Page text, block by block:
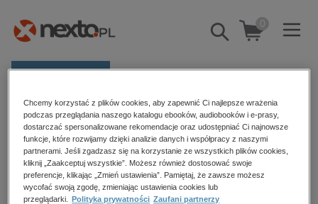
Pokaż/schowaj
wyszukiwarkę
0
Kategorie
Zobacz wszystkie E-prasa
budownictwo, aranżacja wnętrz
biznesowe, branżowe, gospodarka
Strona główna Katarzyna Gałązka
Katarzyna Gałązka
Chcemy korzystać z plików cookies, aby zapewnić Ci najlepsze wrażenia
podczas przeglądania naszego katalogu ebooków, audiobooków i e-prasy,
dostarczać spersonalizowane rekomendacje oraz udostępniać Ci najnowsze
funkcje, które rozwijamy dzięki analizie danych i współpracy z naszymi
partnerami. Jeśli zgadzasz się na korzystanie ze wszystkich plików cookies,
kliknij „Zaakceptuj wszystkie”. Możesz również dostosować swoje
preferencje, klikając „Zmień ustawienia”. Pamiętaj, że zawsze możesz
wycofać swoją zgodę, zmieniając ustawienia cookies lub
przeglądarki.
Polityka prywatności Zaufani partnerzy